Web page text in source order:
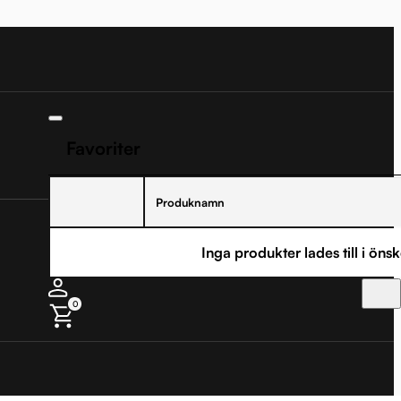
Produknamn
Inga produkter lades till i
0